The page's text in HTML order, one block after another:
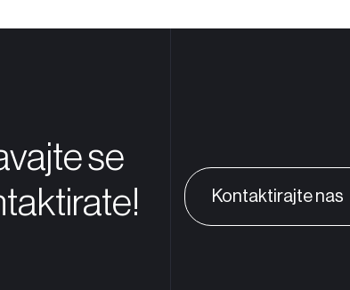
se
Kontaktirajte nas